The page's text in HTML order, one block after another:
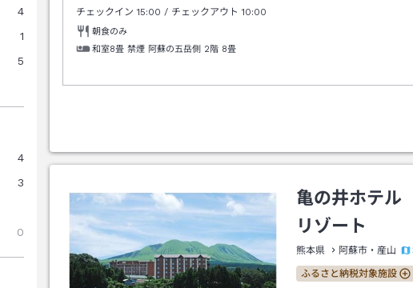
4
1
5
4
3
0
チェックイン15:00 / チェックアウト 10:00
朝食のみ
和室8畳 禁煙 阿蘇の五岳側 2階 8畳
亀の井ホテ
リゾート
熊本県 阿蘇市・産山
ふるさと納税対象施設